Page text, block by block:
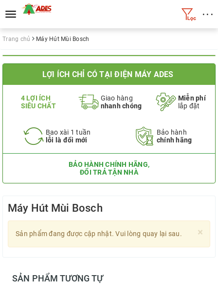
Toggle
navigation
• • •
Trang chủ Máy Hút Mùi Bosch
LỢI ÍCH CHỈ CÓ TẠI ĐIỆN MÁY ADES
4 LỢI ÍCH
SIÊU CHẤT
Giao hàng
nhanh chóng
Miễn phí
lắp đặt
Bao xài 1 tuần
lỗi là đổi mới
Bảo hành
chính hãng
BẢO HÀNH CHÍNH HÃNG,
ĐỔI TRẢ TẬN NHÀ
Máy Hút Mùi Bosch
×
Sản phẩm đang được cập nhật. Vui lòng quay lại sau.
SẢN PHẨM TƯƠNG TỰ